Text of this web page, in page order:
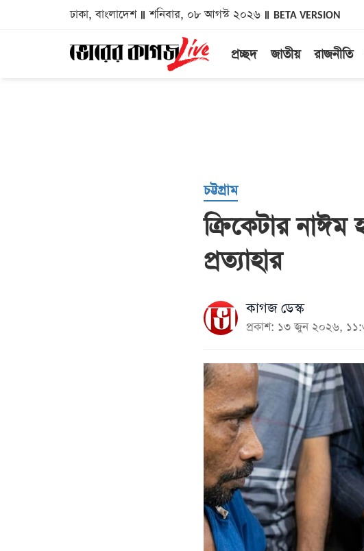
ঢাকা, বাংলাদেশ শনিবার, ০৮ আগস্ট ২০২৬ BETA VERSION
প্রচ্ছদ জাতীয় রাজনীতি
চট্টগ্রাম
ক্রিকেটার নাঈম
প্রত্যাহার
কাগজ ডেস্ক
প্রকাশ: ১৩ জুন ২০২৬,